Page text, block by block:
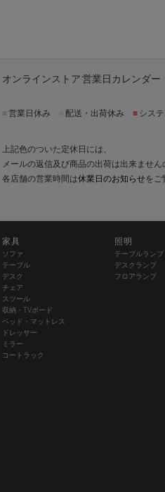
オンラインストア 営業日カレンダー
営業日休み 配送・出荷休み ■ シス
上記色のついた定休日には、
メールの返信及び商品の出荷は出来ません
各店舗の営業時間は休業日のお知らせをご
家具
ソファ
テーブル
デスク
チェア
スツール
収納・TVボード
ベッド・マットレス
ドレッサー
ミラー
コートラック
照明
テーブルランプ
デスクランプ
フロアランプ